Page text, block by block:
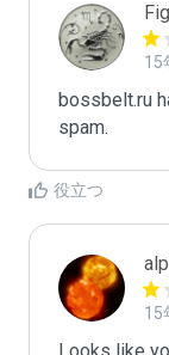
15
bossbelt.ru
spam.
役立つ
15